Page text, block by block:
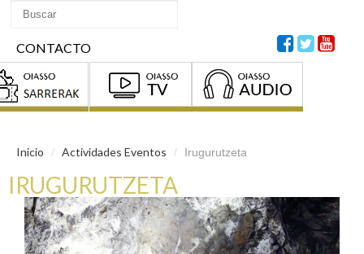
CONTACTO
Inicio / Actividades Eventos / Irugurutzeta
IRUGURUTZETA